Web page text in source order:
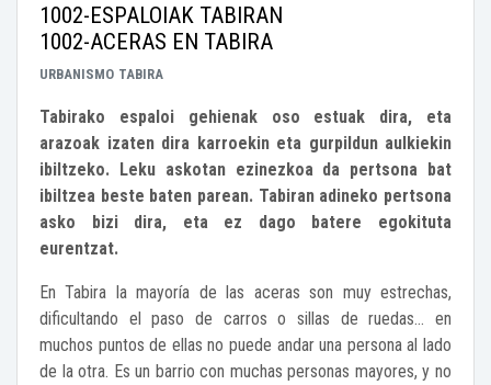
1002-ESPALOIAK TABIRAN
1002-ACERAS EN TABIRA
URBANISMO TABIRA
Tabirako espaloi gehienak oso estuak dira, eta
arazoak izaten dira karroekin eta gurpildun aulkiekin
ibiltzeko. Leku askotan ezinezkoa da pertsona bat
ibiltzea beste baten parean. Tabiran adineko pertsona
asko bizi dira, eta ez dago batere egokituta
eurentzat.
En Tabira la mayoría de las aceras son muy estrechas,
dificultando el paso de carros o sillas de ruedas... en
muchos puntos de ellas no puede andar una persona al lado
de la otra. Es un barrio con muchas personas mayores, y no